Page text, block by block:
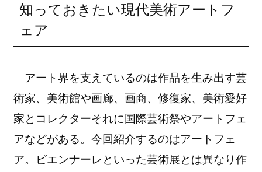
知っておきたい現代美術アートフ
ェア
アート界を支えているのは作品を生み出す芸
術家、美術館や画廊、画商、修復家、美術愛好
家とコレクターそれに国際芸術祭やアートフェ
アなどがある。今回紹介するのはアートフェ
ア。ビエンナーレといった芸術展とは異なり作